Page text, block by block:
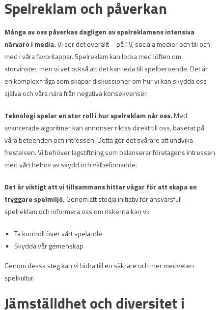
Spelreklam och påverkan
Många av oss påverkas dagligen av spelreklamens intensiva
närvaro i media.Vi ser det överallt – på TV, sociala medier och till och
med i våra favoritappar. Spelreklam kan locka med löften om
storvinster, men vi vet också att det kan leda till spelberoende. Det är
en komplex fråga som skapar diskussioner om hur vi kan skydda oss
själva och våra nära från negativa konsekvenser.
Teknologi spelar en stor roll i hur spelreklam når oss.Med
avancerade algoritmer kan annonser riktas direkt till oss, baserat på
våra beteenden och intressen. Detta gör det svårare att undvika
frestelsen. Vi behöver lagstiftning som balanserar företagens intressen
med vårt behov av skydd och välbefinnande.
Det är viktigt att vi tillsammans hittar vägar för att skapa en
tryggare spelmiljö. Genom att stödja initiativ för ansvarsfull
spelreklam och informera oss om riskerna kan vi:
Ta kontroll över vårt spelande
Skydda vår gemenskap
Genom dessa steg kan vi bidra till en säkrare och mer medveten
spelkultur.
Jämställdhet och diversitet i